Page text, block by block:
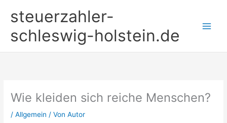
Inhaltsteuerzahler-
schleswig-holstein.de
Wie kleiden sich reiche Menschen?
/Allgemein / VonAutor